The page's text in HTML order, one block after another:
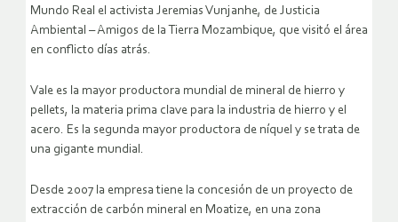
Mundo Real el activista Jeremias Vunjanhe, de Justicia
Ambiental – Amigos de la Tierra Mozambique, que visitó el área
en conflicto días atrás.
Vale es la mayor productora mundial de mineral de hierro y
pellets, la materia prima clave para la industria de hierro y el
acero. Es la segunda mayor productora de níquel y se trata de
una gigante mundial.
Desde 2007 la empresa tiene la concesión de un proyecto de
extracción de carbón mineral en Moatize, en una zona